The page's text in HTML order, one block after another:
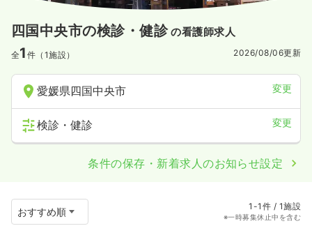
四国中央市の検診・健診 の看護師求人
全1 件（1施設） 2026/08/06更新
愛媛県四国中央市 変更
検診・健診 変更
条件の保存・新着求人のお知らせ設定
1-1件 / 1施設
※一時募集休止中を含む